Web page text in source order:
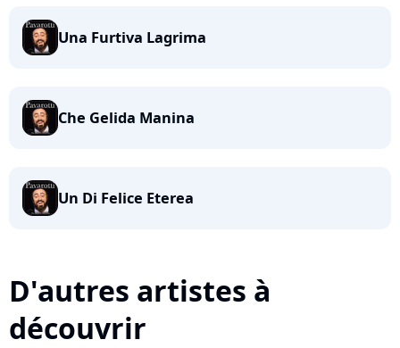
Una Furtiva Lagrima
Che Gelida Manina
Un Di Felice Eterea
D'autres artistes à
découvrir